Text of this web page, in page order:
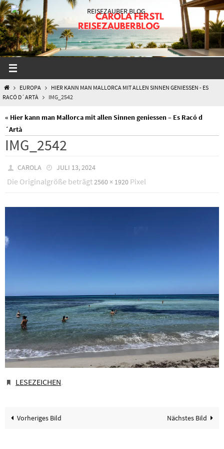
Zum
Inhalt
springen
STARTEUROPA
HIER KANN MAN MALLORCA MIT ALLEN SINNEN GENIESSEN - ES
RACÓ D´ARTÀ
IMG_2542
« Hier kann man Mallorca mit allen Sinnen geniessen – Es Racó d
´Artà
IMG_2542
CAROLA JULI 13, 2024
Die Originalgröße beträgt2560 × 1920 Pixel
LESEZEICHEN.
Vorheriges Bild Nächstes Bild